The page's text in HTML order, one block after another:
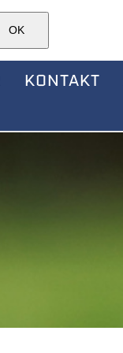
KONTAKT
OK